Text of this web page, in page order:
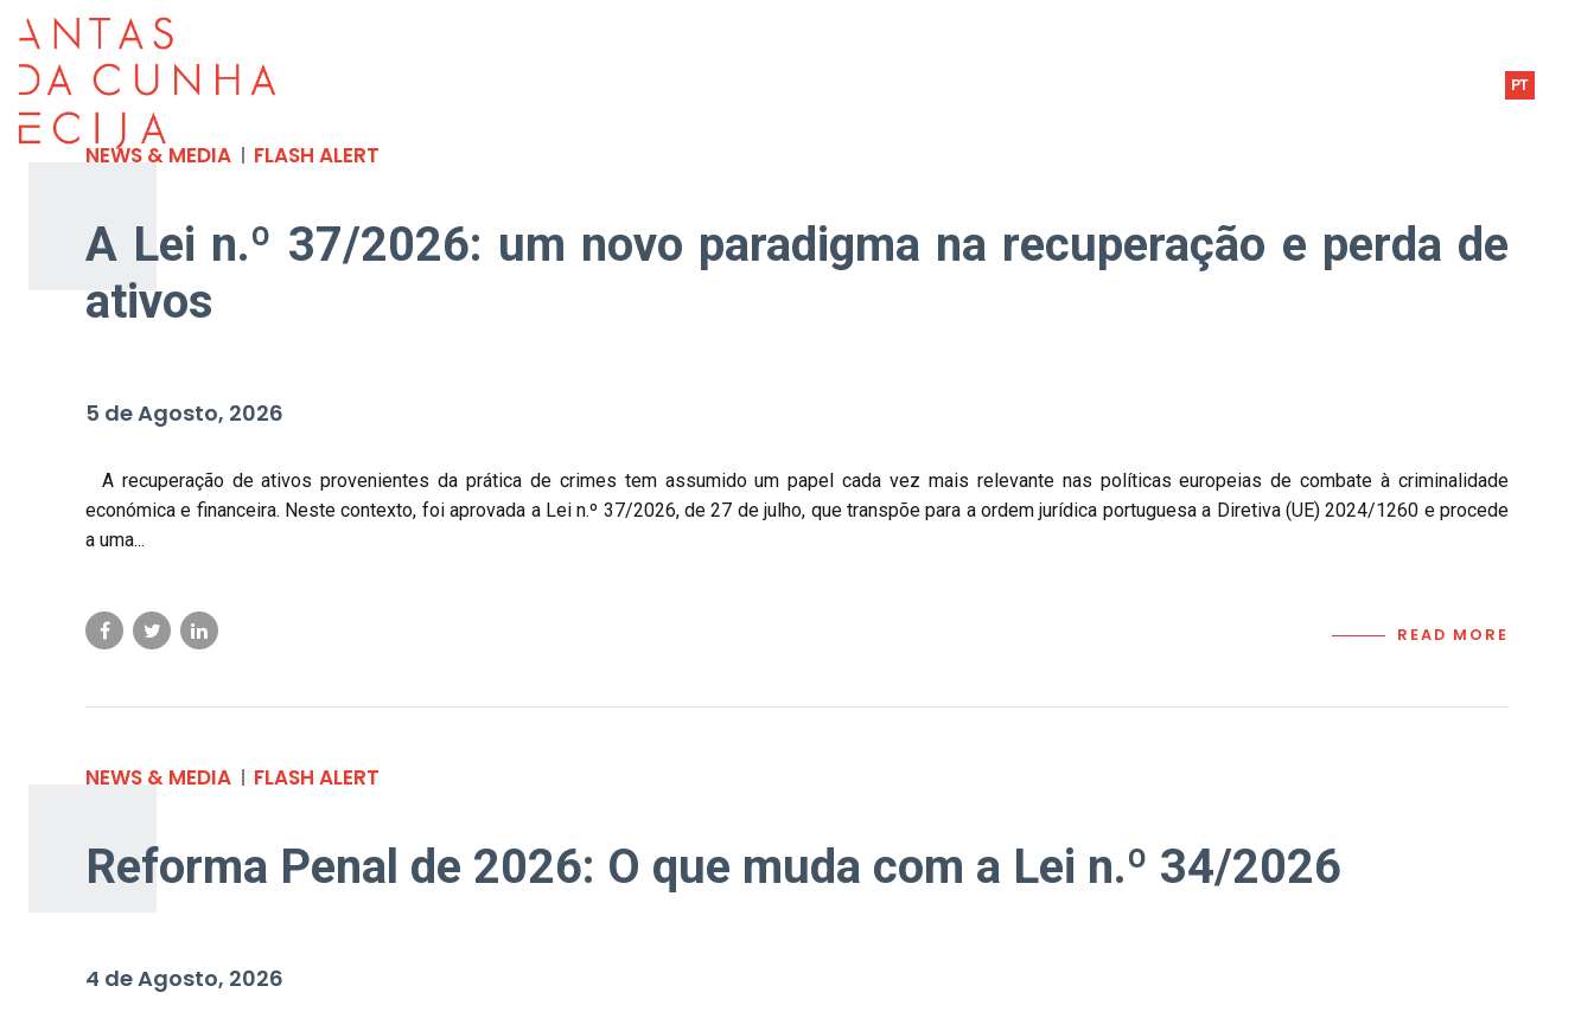
PT
NEWS & MEDIA FLASH ALERT
A Lei n.º 37/2026: um novo paradigma na recuperação e perda de
ativos
5 de Agosto, 2026
A recuperação de ativos provenientes da prática de crimes tem assumido um papel cada vez mais relevante nas políticas europeias de combate à criminalidade
económica e financeira. Neste contexto, foi aprovada a Lei n.º 37/2026, de 27 de julho, que transpõe para a ordem jurídica portuguesa a Diretiva (UE) 2024/1260 e procede
a uma...
READ MORE
NEWS & MEDIA FLASH ALERT
Reforma Penal de 2026: O que muda com a Lei n.º 34/2026
4 de Agosto, 2026